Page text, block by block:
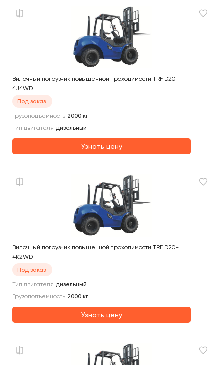
Вилочный погрузчик повышенной проходимости TRF D20-
4J4WD
Под заказ
Грузоподъемность 2000 кг
Тип двигателя дизельный
Узнать цену
Вилочный погрузчик повышенной проходимости TRF D20-
4K2WD
Под заказ
Тип двигателя дизельный
Грузоподъемность 2000 кг
Узнать цену